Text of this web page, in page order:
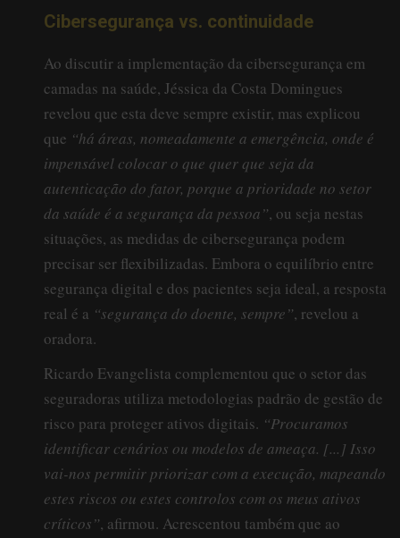
Cibersegurança vs. continuidade
Ao discutir a implementação da cibersegurança em
camadas na saúde, Jéssica da Costa Domingues
revelou que esta deve sempre existir, mas explicou
que “há áreas, nomeadamente a emergência, onde é
impensável colocar o que quer que seja da
autenticação do fator, porque a prioridade no setor
da saúde é a segurança da pessoa”, ou seja nestas
situações, as medidas de cibersegurança podem
precisar ser flexibilizadas. Embora o equilíbrio entre
segurança digital e dos pacientes seja ideal, a resposta
real é a “segurança do doente, sempre”, revelou a
oradora.
Ricardo Evangelista complementou que o setor das
seguradoras utiliza metodologias padrão de gestão de
risco para proteger ativos digitais. “Procuramos
identificar cenários ou modelos de ameaça. [...] Isso
vai-nos permitir priorizar com a execução, mapeando
estes riscos ou estes controlos com os meus ativos
críticos”, afirmou. Acrescentou também que ao